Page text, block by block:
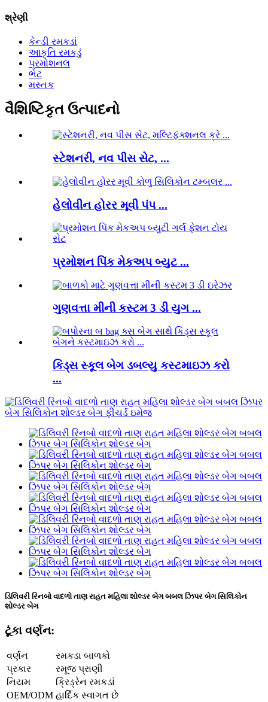
શ્રેણી
કેન્ડી રમકડાં
આકૃતિ રમકડું
પ્રમોશનલ
ભેટ
મસ્તક
વૈશિષ્ટિકૃત ઉત્પાદનો
સ્ટેશનરી, નવ પીસ સેટ, ...
હેલોવીન હોરર મૂવી પંપ ...
પ્રમોશન પિંક મેકઅપ બ્યુટ ...
ગુણવત્તા મીની કસ્ટમ 3 ડી યુગ ...
કિડ્સ સ્કૂલ બેગ ડબલ્યુ કસ્ટમાઇઝ કરો
...
ડિલિવરી રિનબો વાદળો તાણ રાહત મહિલા શોલ્ડર બેગ બબલ ઝિપર બેગ સિલિકોન
શોલ્ડર બેગ
ટૂંકા વર્ણન:
વર્ણન
રમકડા બાળકો
પ્રકાર
રમૂજ પ્રાણી
નિયમ
ક્રિડ્રેન રમકડાં
OEM/ODM હાર્દિક સ્વાગત છે